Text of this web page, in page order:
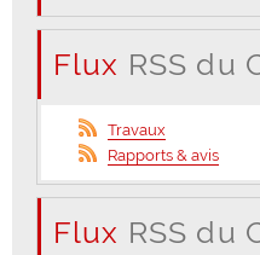
Flux RSS du
Travaux
Rapports & avis
Flux RSS du